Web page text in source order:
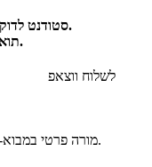
סטודנט לדוקטורט בביוטכנולוגיה.
תואר ראשון בהצטיינות.
לשלוח ווצאפ